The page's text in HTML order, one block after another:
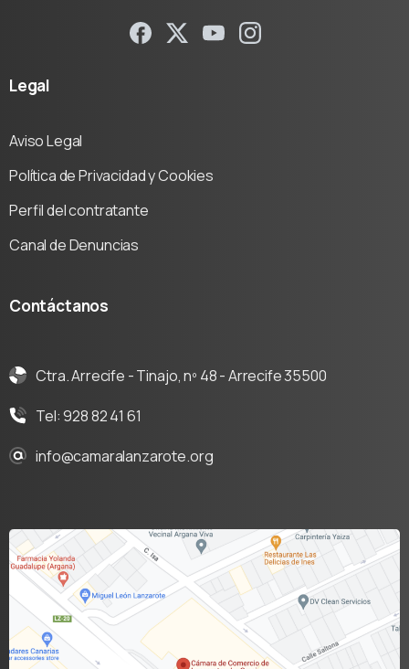
Legal
Aviso Legal
Política de Privacidad y Cookies
Perfil del contratante
Canal de Denuncias
Contáctanos
Ctra. Arrecife - Tinajo, nº 48 - Arrecife 35500
Tel: 928 82 41 61
info@camaralanzarote.org